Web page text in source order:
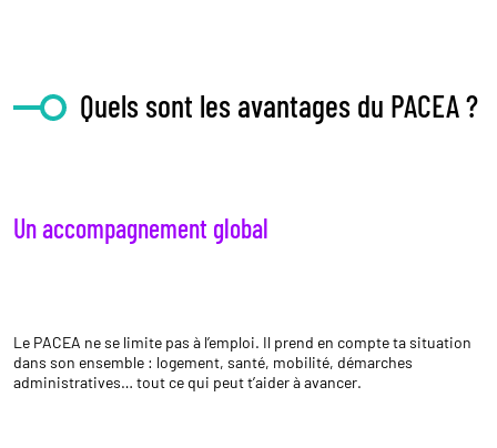
Quels sont les avantages du PACEA ?
Un accompagnement global
Le PACEA ne se limite pas à l’emploi. Il prend en compte ta situation
dans son ensemble : logement, santé, mobilité, démarches
administratives… tout ce qui peut t’aider à avancer.